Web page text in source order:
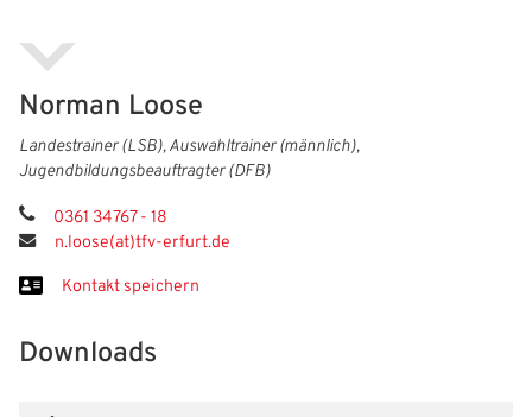
Norman Loose
Landestrainer (LSB), Auswahltrainer (männlich),
Jugendbildungsbeauftragter (DFB)
0361 34767 - 18
n.loose(at)tfv-erfurt.de
Kontakt speichern
Downloads